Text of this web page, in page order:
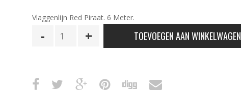
Vlaggenlijn Red Piraat. 6 Meter.
Vlaggenlijn
TOEVOEGEN AAN WINKELWAGEN